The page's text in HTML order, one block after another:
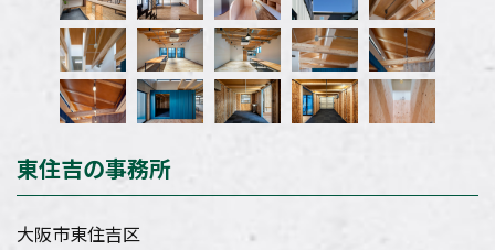
東住吉の事務所
大阪市東住吉区